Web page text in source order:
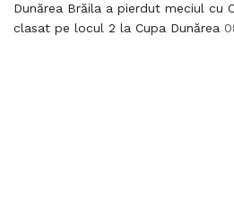
Dunărea Brăila a pierdut meciul cu
clasat pe locul 2 la Cupa Dunărea